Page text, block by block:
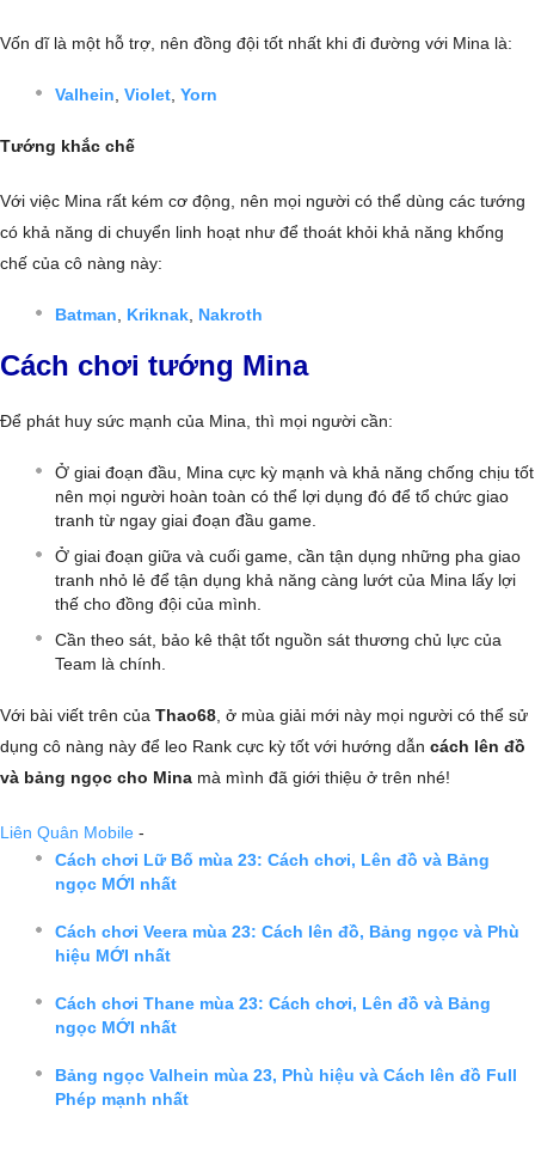
Vốn dĩ là một hỗ trợ, nên đồng đội tốt nhất khi đi đường với Mina là:
Valhein Violet Yorn
Tướng khắc chế
Với việc Mina rất kém cơ động, nên mọi người có thể dùng các tướng
có khả năng di chuyển linh hoạt như để thoát khỏi khả năng khống
chế của cô nàng này:
Batman Kriknak Nakroth
Cách chơi tướng Mina
Để phát huy sức mạnh của Mina, thì mọi người cần:
Ở giai đoạn đầu, Mina cực kỳ mạnh và khả năng chống chịu tốt
nên mọi người hoàn toàn có thể lợi dụng đó để tổ chức giao
tranh từ ngay giai đoạn đầu game.
Ở giai đoạn giữa và cuối game, cần tận dụng những pha giao
tranh nhỏ lẻ để tận dụng khả năng càng lướt của Mina lấy lợi
thế cho đồng đội của mình.
Cần theo sát, bảo kê thật tốt nguồn sát thương chủ lực của
Team là chính.
Với bài viết trên của Thao68 , ở mùa giải mới này mọi người có thể sử
dụng cô nàng này để leo Rank cực kỳ tốt với hướng dẫn cách lên đồ
và bảng ngọc cho Mina mà mình đã giới thiệu ở trên nhé!
Liên Quân Mobile -
Cách chơi Lữ Bố mùa 23: Cách chơi, Lên đồ và Bảng
ngọc MỚI nhất
Cách chơi Veera mùa 23: Cách lên đồ, Bảng ngọc và Phù
hiệu MỚI nhất
Cách chơi Thane mùa 23: Cách chơi, Lên đồ và Bảng
ngọc MỚI nhất
Bảng ngọc Valhein mùa 23, Phù hiệu và Cách lên đồ Full
Phép mạnh nhất